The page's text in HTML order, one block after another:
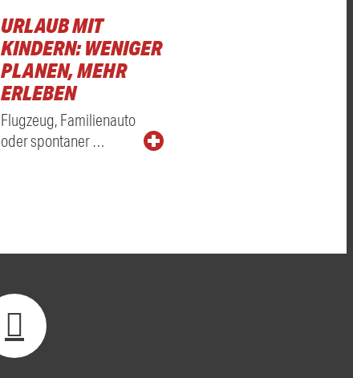
URLAUB MIT
KINDERN: WENIGER
PLANEN, MEHR
ERLEBEN
Flugzeug, Familienauto
oder spontaner …